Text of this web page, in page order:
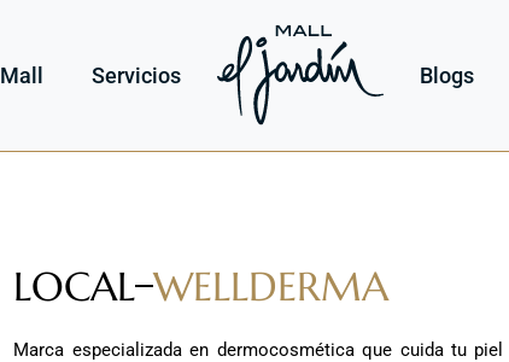
Mall Servicios Blogs
LOCAL WELLDERMA
Marca especializada en dermocosmética que cuida tu